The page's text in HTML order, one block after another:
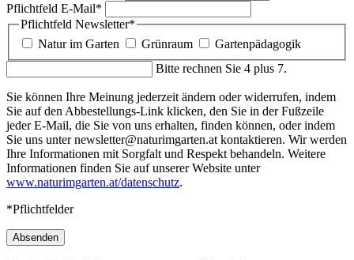
Pflichtfeld E-Mail*
Pflichtfeld Newsletter*
Natur im Garten
Grünraum
Gartenpädagogik
Bitte rechnen Sie 4 plus 7.
Sie können Ihre Meinung jederzeit ändern oder widerrufen, indem
Sie auf den Abbestellungs-Link klicken, den Sie in der Fußzeile
jeder E-Mail, die Sie von uns erhalten, finden können, oder indem
Sie uns unter newsletter@naturimgarten.at kontaktieren. Wir werden
Ihre Informationen mit Sorgfalt und Respekt behandeln. Weitere
Informationen finden Sie auf unserer Website unter
www.naturimgarten.at/datenschutz.
*Pflichtfelder
Absenden